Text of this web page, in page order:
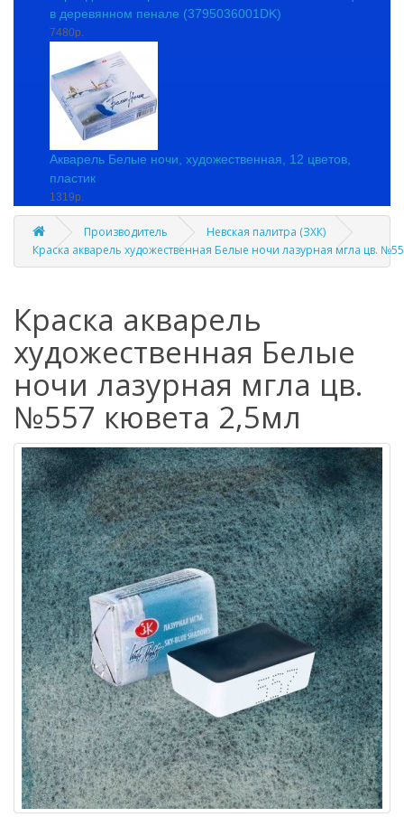
в деревянном пенале (3795036001DK)
7480р.
Акварель Белые ночи, художественная, 12 цветов,
пластик
1319р.
Производитель
Невская палитра (ЗХК)
Краска акварель художественная Белые ночи лазурная мгла цв.
Краска акварель
художественная Белые
ночи лазурная мгла цв.
№557 кювета 2,5мл